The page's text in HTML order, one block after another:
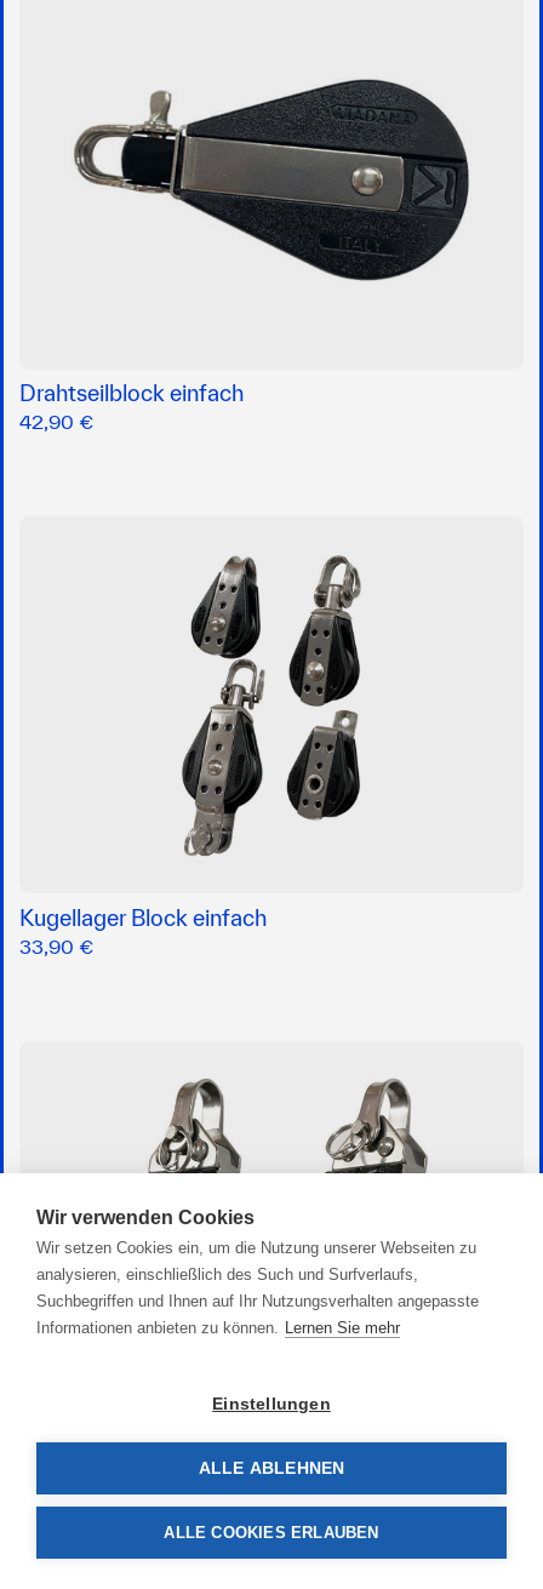
Drahtseilblock einfach
42,90 €
Kugellager Block einfach
33,90 €
Kugellager Block doppelt
Wir verwenden Cookies
Wir setzen Cookies ein, um die Nutzung unserer Webseiten zu
analysieren, einschließlich des Such und Surfverlaufs,
Suchbegriffen und Ihnen auf Ihr Nutzungsverhalten angepasste
Informationen anbieten zu können. Lernen Sie mehr
Einstellungen
ALLE ABLEHNEN
ALLE COOKIES ERLAUBEN